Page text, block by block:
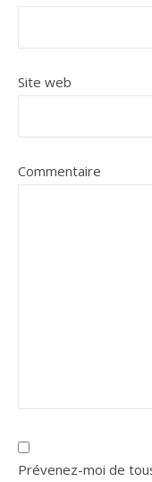
Site web
Commentaire
Prévenez-moi de